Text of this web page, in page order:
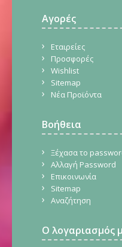
Αγορές
Εταιρείες
Προσφορές
Wishlist
Sitemap
Νέα Προϊόντα
Βοήθεια
Ξέχασα το
Αλλαγή Password
Επικοινωνία
Sitemap
Αναζήτηση
Ο λογαριασμός